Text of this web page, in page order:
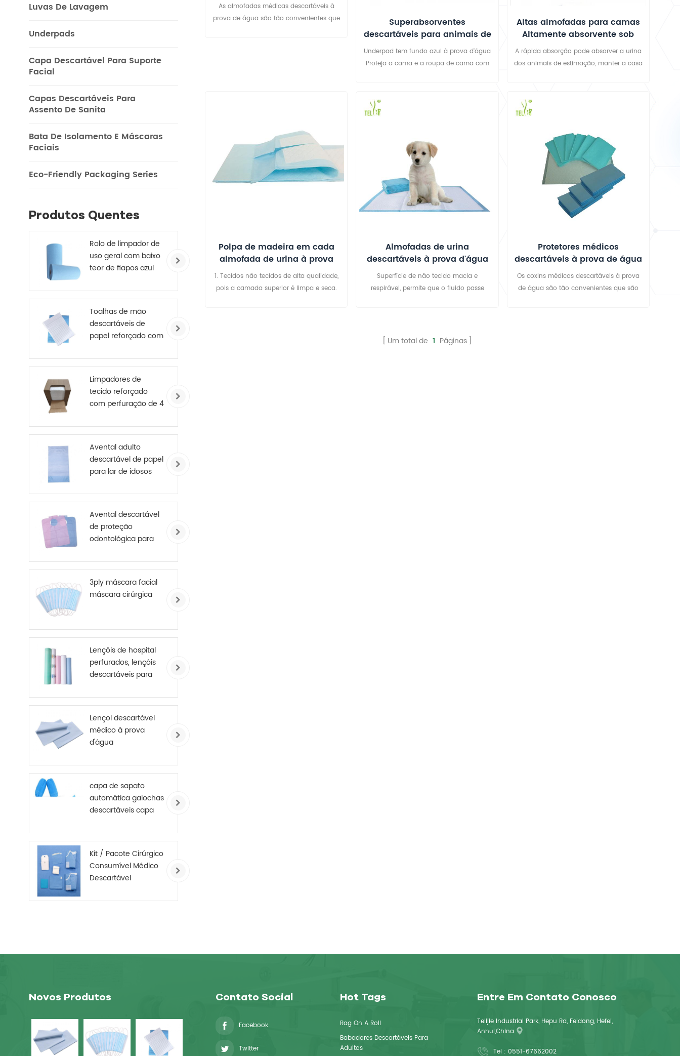
As almofadas médicas descartáveis ​​à
prova de água são tão convenientes que
Superabsorventes
descartáveis ​​para animais de
estimação
Underpad tem fundo azul à prova d'água
Proteja a cama e a roupa de cama com
Use também como almofada de cão ou
Altas almofadas para camas
Altamente absorvente sob
almofadas descartáveis ​​sob
almofadas
A rápida absorção pode absorver a urina
dos animais de estimação, manter a casa
macia e respirável, permite que o fluido
passe rapidamente, mantendo a superfície
Polpa de madeira em cada
almofada de urina à prova
d'água sob a almofada
1. Tecidos não tecidos de alta qualidade,
pois a camada superior é limpa e seca.
Almofadas de urina
descartáveis ​​à prova d'água
de alta absorção para
cachorros
Superfície de não tecido macia e
respirável, permite que o fluido passe
Protetores médicos
descartáveis ​​à prova de água
Os coxins médicos descartáveis ​​à prova
de água são tão convenientes que são
Um total de 1 Páginas
Luvas De Lavagem
Underpads
Capa Descartável Para Suporte
Facial
Capas Descartáveis ​​para
Assento De Sanita
Bata De Isolamento E Máscaras
Faciais
Eco-Friendly Packaging Series
Produtos Quentes
Rolo de limpador de
uso geral com baixo
teor de fiapos azul
Toalhas de mão
descartáveis ​​de
papel reforçado com
camadas
Limpadores de
tecido reforçado
com perfuração de 4
Avental adulto
descartável de papel
para lar de idosos
Avental descartável
de proteção
odontológica para
3ply máscara facial
máscara cirúrgica
Lençóis de hospital
perfurados, lençóis
descartáveis ​​para
revestido de PE
Lençol descartável
médico à prova
d'água
capa de sapato
automática galochas
descartáveis ​​capa
antiderrapante não
tecido
Kit / Pacote Cirúrgico
Consumível Médico
Descartável
Entre Em Contato Conosco
Telijie Industrial Park, Hepu Rd, Feidong, Hefei,
Anhui,China
Tel : 0551-67662002
Novos Produtos Contato Social
Facebook
Twitter
Hot Tags
Rag On A Roll
Babadores Descartáveis ​​para
Adultos